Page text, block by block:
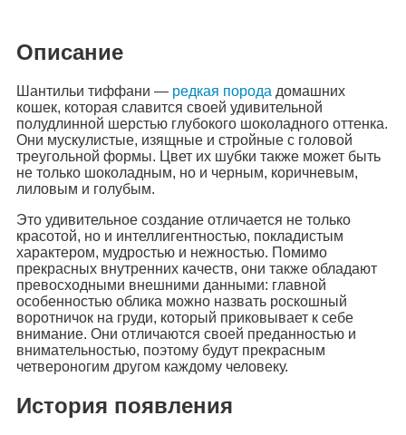
Описание
Шантильи тиффани — редкая порода домашних
кошек, которая славится своей удивительной
полудлинной шерстью глубокого шоколадного оттенка.
Они мускулистые, изящные и стройные с головой
треугольной формы. Цвет их шубки также может быть
не только шоколадным, но и черным, коричневым,
лиловым и голубым.
Это удивительное создание отличается не только
красотой, но и интеллигентностью, покладистым
характером, мудростью и нежностью. Помимо
прекрасных внутренних качеств, они также обладают
превосходными внешними данными: главной
особенностью облика можно назвать роскошный
воротничок на груди, который приковывает к себе
внимание. Они отличаются своей преданностью и
внимательностью, поэтому будут прекрасным
четвероногим другом каждому человеку.
История появления